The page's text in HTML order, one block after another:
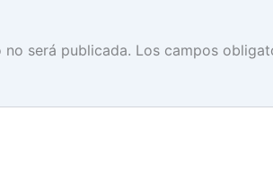
será publicada. Los campos